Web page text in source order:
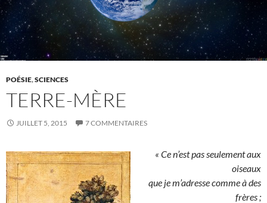
POÉSIE,SCIENCES
TERRE-MÈRE
JUILLET 5, 2015 7 COMMENTAIRES
« Ce n’est pas seulement aux
oiseaux
que je m’adresse comme à des
frères ;